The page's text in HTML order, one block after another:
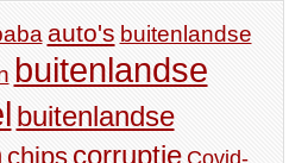
auto's buitenlandse
buitenlandse
buitenlandse
chips corruptie Covid-